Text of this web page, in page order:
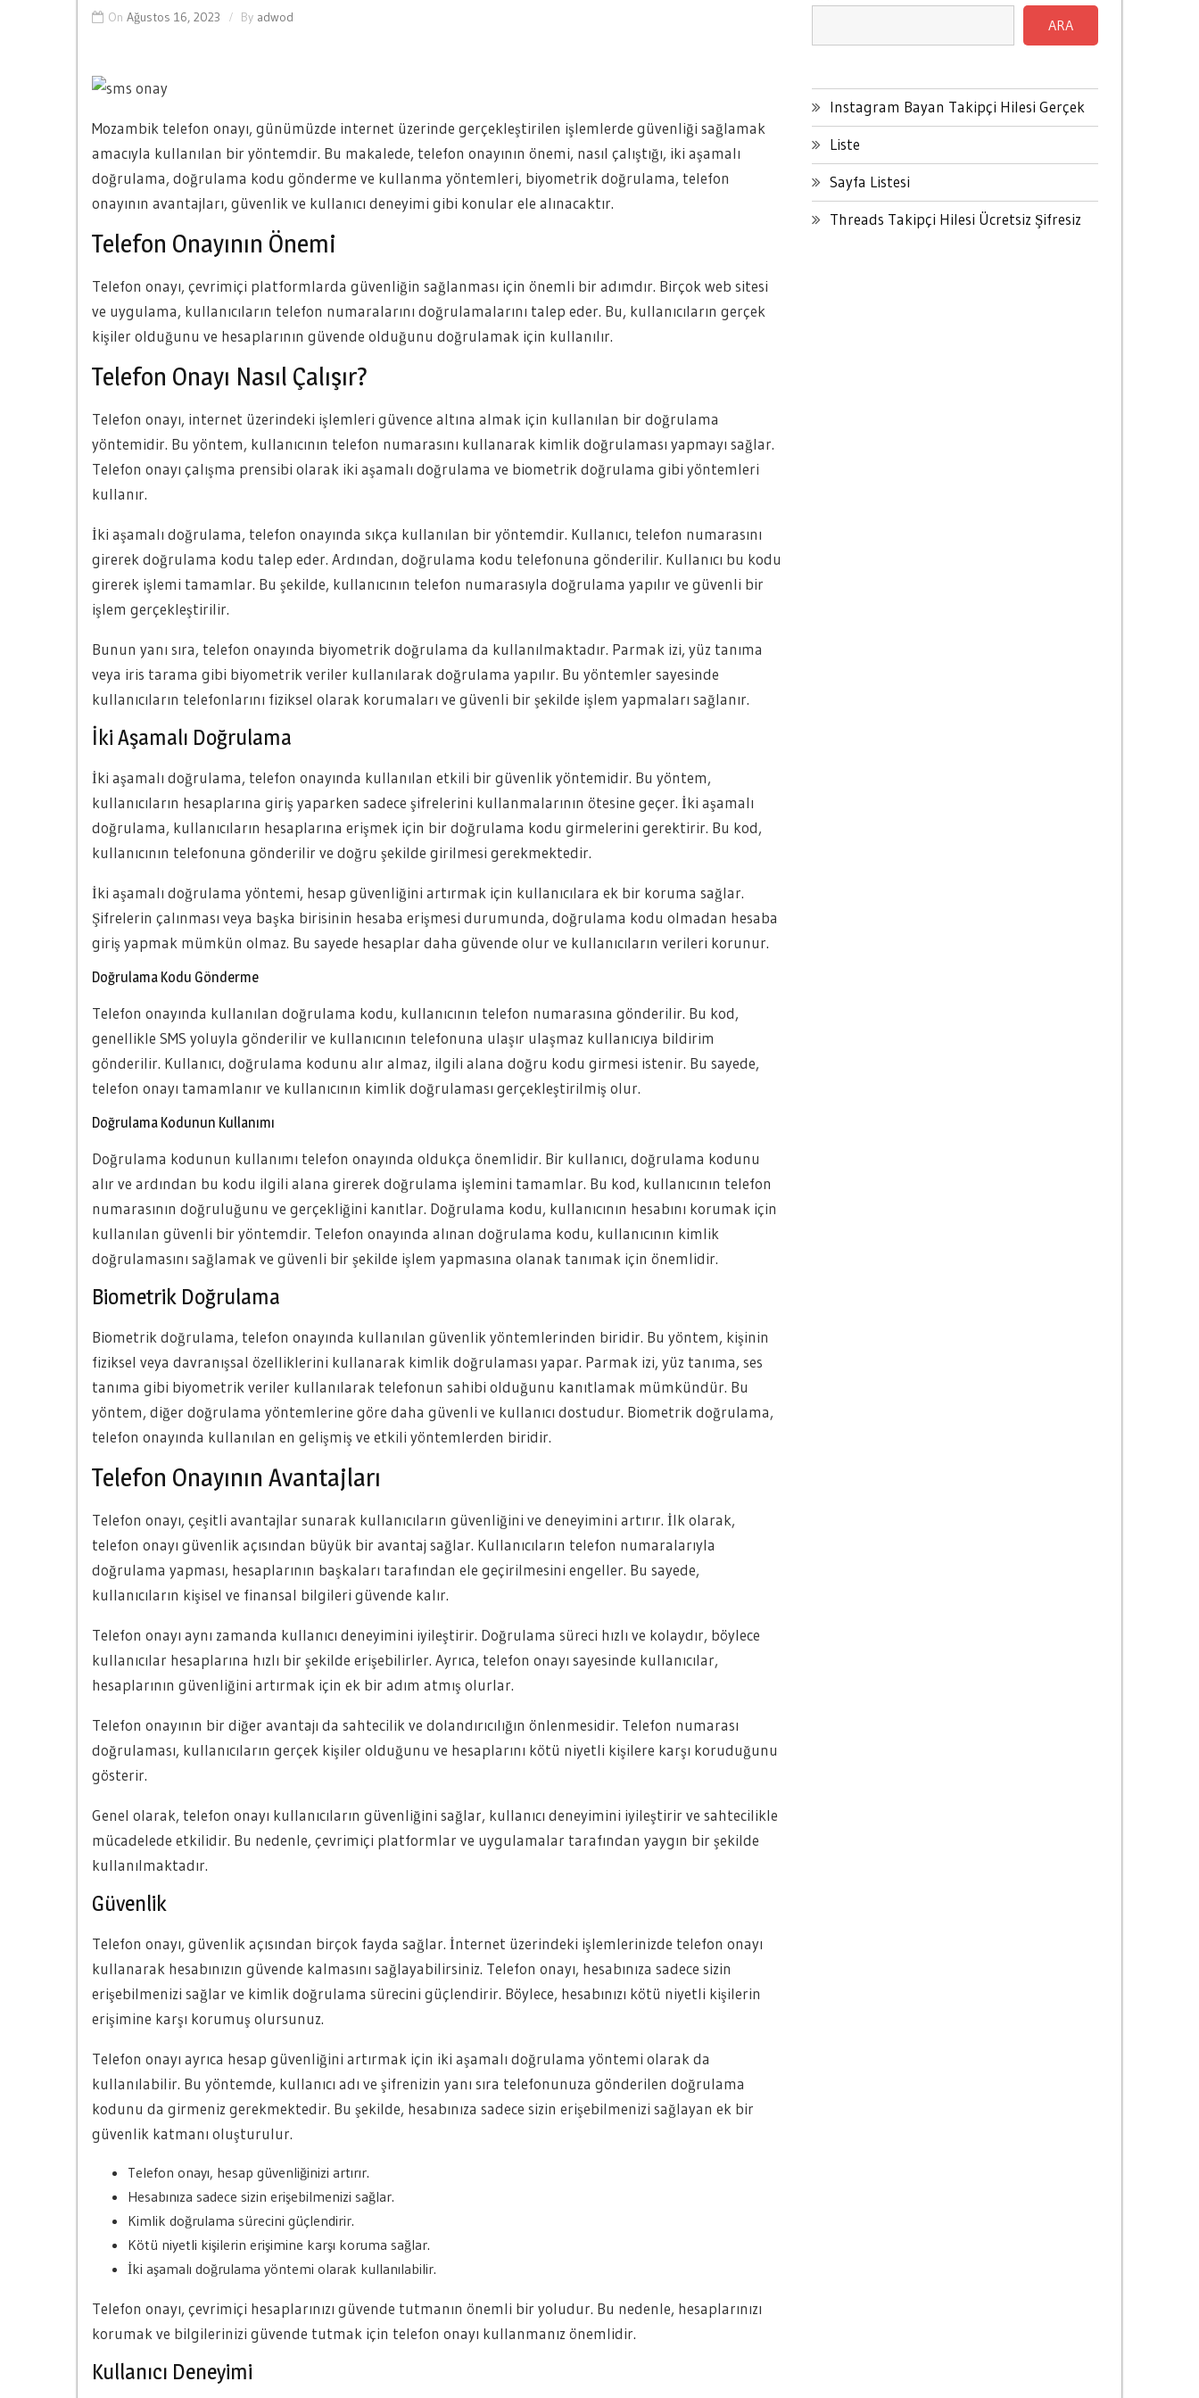
On Ağustos 16, 2023 By adwod
Mozambik telefon onayı, günümüzde internet üzerinde gerçekleştirilen işlemlerde güvenliği sağlamak
amacıyla kullanılan bir yöntemdir. Bu makalede, telefon onayının önemi, nasıl çalıştığı, iki aşamalı
doğrulama, doğrulama kodu gönderme ve kullanma yöntemleri, biyometrik doğrulama, telefon
onayının avantajları, güvenlik ve kullanıcı deneyimi gibi konular ele alınacaktır.
Telefon Onayının Önemi
Telefon onayı, çevrimiçi platformlarda güvenliğin sağlanması için önemli bir adımdır. Birçok web sitesi
ve uygulama, kullanıcıların telefon numaralarını doğrulamalarını talep eder. Bu, kullanıcıların gerçek
kişiler olduğunu ve hesaplarının güvende olduğunu doğrulamak için kullanılır.
Telefon Onayı Nasıl Çalışır?
Telefon onayı, internet üzerindeki işlemleri güvence altına almak için kullanılan bir doğrulama
yöntemidir. Bu yöntem, kullanıcının telefon numarasını kullanarak kimlik doğrulaması yapmayı sağlar.
Telefon onayı çalışma prensibi olarak iki aşamalı doğrulama ve biometrik doğrulama gibi yöntemleri
kullanır.
İki aşamalı doğrulama, telefon onayında sıkça kullanılan bir yöntemdir. Kullanıcı, telefon numarasını
girerek doğrulama kodu talep eder. Ardından, doğrulama kodu telefonuna gönderilir. Kullanıcı bu kodu
girerek işlemi tamamlar. Bu şekilde, kullanıcının telefon numarasıyla doğrulama yapılır ve güvenli bir
işlem gerçekleştirilir.
Bunun yanı sıra, telefon onayında biyometrik doğrulama da kullanılmaktadır. Parmak izi, yüz tanıma
veya iris tarama gibi biyometrik veriler kullanılarak doğrulama yapılır. Bu yöntemler sayesinde
kullanıcıların telefonlarını fiziksel olarak korumaları ve güvenli bir şekilde işlem yapmaları sağlanır.
İki Aşamalı Doğrulama
İki aşamalı doğrulama, telefon onayında kullanılan etkili bir güvenlik yöntemidir. Bu yöntem,
kullanıcıların hesaplarına giriş yaparken sadece şifrelerini kullanmalarının ötesine geçer. İki aşamalı
doğrulama, kullanıcıların hesaplarına erişmek için bir doğrulama kodu girmelerini gerektirir. Bu kod,
kullanıcının telefonuna gönderilir ve doğru şekilde girilmesi gerekmektedir.
İki aşamalı doğrulama yöntemi, hesap güvenliğini artırmak için kullanıcılara ek bir koruma sağlar.
Şifrelerin çalınması veya başka birisinin hesaba erişmesi durumunda, doğrulama kodu olmadan hesaba
giriş yapmak mümkün olmaz. Bu sayede hesaplar daha güvende olur ve kullanıcıların verileri korunur.
Doğrulama Kodu Gönderme
Telefon onayında kullanılan doğrulama kodu, kullanıcının telefon numarasına gönderilir. Bu kod,
genellikle SMS yoluyla gönderilir ve kullanıcının telefonuna ulaşır ulaşmaz kullanıcıya bildirim
gönderilir. Kullanıcı, doğrulama kodunu alır almaz, ilgili alana doğru kodu girmesi istenir. Bu sayede,
telefon onayı tamamlanır ve kullanıcının kimlik doğrulaması gerçekleştirilmiş olur.
Doğrulama Kodunun Kullanımı
Doğrulama kodunun kullanımı telefon onayında oldukça önemlidir. Bir kullanıcı, doğrulama kodunu
alır ve ardından bu kodu ilgili alana girerek doğrulama işlemini tamamlar. Bu kod, kullanıcının telefon
numarasının doğruluğunu ve gerçekliğini kanıtlar. Doğrulama kodu, kullanıcının hesabını korumak için
kullanılan güvenli bir yöntemdir. Telefon onayında alınan doğrulama kodu, kullanıcının kimlik
doğrulamasını sağlamak ve güvenli bir şekilde işlem yapmasına olanak tanımak için önemlidir.
Biometrik Doğrulama
Biometrik doğrulama, telefon onayında kullanılan güvenlik yöntemlerinden biridir. Bu yöntem, kişinin
fiziksel veya davranışsal özelliklerini kullanarak kimlik doğrulaması yapar. Parmak izi, yüz tanıma, ses
tanıma gibi biyometrik veriler kullanılarak telefonun sahibi olduğunu kanıtlamak mümkündür. Bu
yöntem, diğer doğrulama yöntemlerine göre daha güvenli ve kullanıcı dostudur. Biometrik doğrulama,
telefon onayında kullanılan en gelişmiş ve etkili yöntemlerden biridir.
Telefon Onayının Avantajları
Telefon onayı, çeşitli avantajlar sunarak kullanıcıların güvenliğini ve deneyimini artırır. İlk olarak,
telefon onayı güvenlik açısından büyük bir avantaj sağlar. Kullanıcıların telefon numaralarıyla
doğrulama yapması, hesaplarının başkaları tarafından ele geçirilmesini engeller. Bu sayede,
kullanıcıların kişisel ve finansal bilgileri güvende kalır.
Telefon onayı aynı zamanda kullanıcı deneyimini iyileştirir. Doğrulama süreci hızlı ve kolaydır, böylece
kullanıcılar hesaplarına hızlı bir şekilde erişebilirler. Ayrıca, telefon onayı sayesinde kullanıcılar,
hesaplarının güvenliğini artırmak için ek bir adım atmış olurlar.
Telefon onayının bir diğer avantajı da sahtecilik ve dolandırıcılığın önlenmesidir. Telefon numarası
doğrulaması, kullanıcıların gerçek kişiler olduğunu ve hesaplarını kötü niyetli kişilere karşı koruduğunu
gösterir.
Genel olarak, telefon onayı kullanıcıların güvenliğini sağlar, kullanıcı deneyimini iyileştirir ve sahtecilikle
mücadelede etkilidir. Bu nedenle, çevrimiçi platformlar ve uygulamalar tarafından yaygın bir şekilde
kullanılmaktadır.
Güvenlik
Telefon onayı, güvenlik açısından birçok fayda sağlar. İnternet üzerindeki işlemlerinizde telefon onayı
kullanarak hesabınızın güvende kalmasını sağlayabilirsiniz. Telefon onayı, hesabınıza sadece sizin
erişebilmenizi sağlar ve kimlik doğrulama sürecini güçlendirir. Böylece, hesabınızı kötü niyetli kişilerin
erişimine karşı korumuş olursunuz.
Telefon onayı ayrıca hesap güvenliğini artırmak için iki aşamalı doğrulama yöntemi olarak da
kullanılabilir. Bu yöntemde, kullanıcı adı ve şifrenizin yanı sıra telefonunuza gönderilen doğrulama
kodunu da girmeniz gerekmektedir. Bu şekilde, hesabınıza sadece sizin erişebilmenizi sağlayan ek bir
güvenlik katmanı oluşturulur.
Telefon onayı, hesap güvenliğinizi artırır.
Hesabınıza sadece sizin erişebilmenizi sağlar.
Kimlik doğrulama sürecini güçlendirir.
Kötü niyetli kişilerin erişimine karşı koruma sağlar.
İki aşamalı doğrulama yöntemi olarak kullanılabilir.
Telefon onayı, çevrimiçi hesaplarınızı güvende tutmanın önemli bir yoludur. Bu nedenle, hesaplarınızı
korumak ve bilgilerinizi güvende tutmak için telefon onayı kullanmanız önemlidir.
Kullanıcı Deneyimi
ARA
Instagram Bayan Takipçi Hilesi Gerçek
Liste
Sayfa Listesi
Threads Takipçi Hilesi Ücretsiz Şifresiz